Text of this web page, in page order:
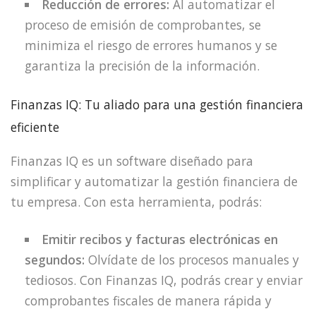
Reducción de errores: Al automatizar el
proceso de emisión de comprobantes, se
minimiza el riesgo de errores humanos y se
garantiza la precisión de la información.
Finanzas IQ: Tu aliado para una gestión financiera
eficiente
Finanzas IQ es un software diseñado para
simplificar y automatizar la gestión financiera de
tu empresa. Con esta herramienta, podrás:
Emitir recibos y facturas electrónicas en
segundos: Olvídate de los procesos manuales y
tediosos. Con Finanzas IQ, podrás crear y enviar
comprobantes fiscales de manera rápida y